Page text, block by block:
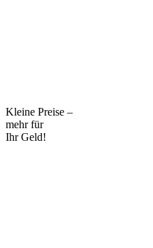
Kleine Preise –
mehr für
Ihr Geld!